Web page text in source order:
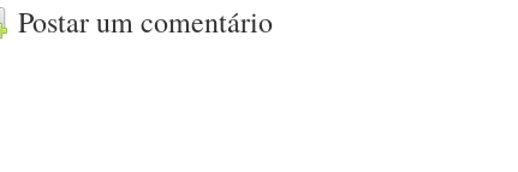
Postar um comentário